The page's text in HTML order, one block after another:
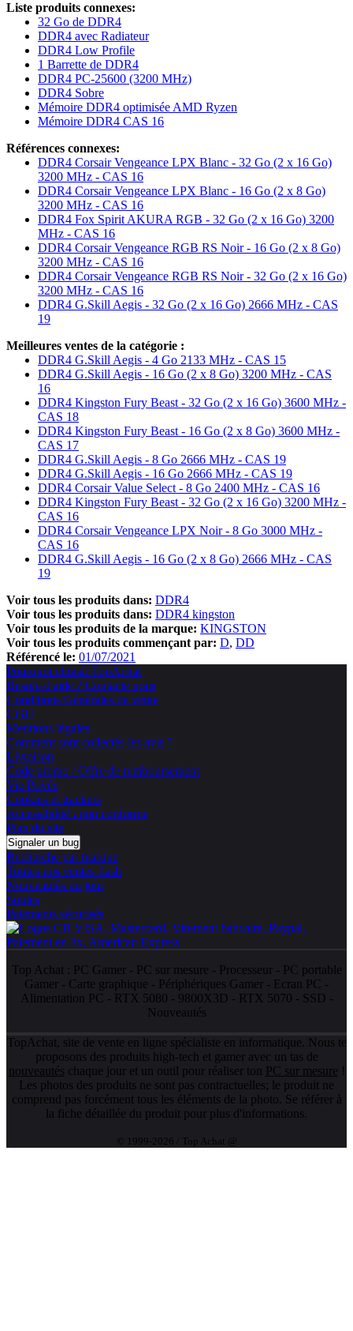
Liste produits connexes:
32 Go de DDR4
DDR4 avec Radiateur
DDR4 Low Profile
1 Barrette de DDR4
DDR4 PC-25600 (3200 MHz)
DDR4 Sobre
Mémoire DDR4 optimisée AMD Ryzen
Mémoire DDR4 CAS 16
Références connexes:
DDR4 Corsair Vengeance LPX Blanc - 32 Go (2 x 16 Go)
3200 MHz - CAS 16
DDR4 Corsair Vengeance LPX Blanc - 16 Go (2 x 8 Go)
3200 MHz - CAS 16
DDR4 Fox Spirit AKURA RGB - 32 Go (2 x 16 Go) 3200
MHz - CAS 16
DDR4 Corsair Vengeance RGB RS Noir - 16 Go (2 x 8 Go)
3200 MHz - CAS 16
DDR4 Corsair Vengeance RGB RS Noir - 32 Go (2 x 16 Go)
3200 MHz - CAS 16
DDR4 G.Skill Aegis - 32 Go (2 x 16 Go) 2666 MHz - CAS
19
Meilleures ventes de la catégorie :
DDR4 G.Skill Aegis - 4 Go 2133 MHz - CAS 15
DDR4 G.Skill Aegis - 16 Go (2 x 8 Go) 3200 MHz - CAS
16
DDR4 Kingston Fury Beast - 32 Go (2 x 16 Go) 3600 MHz -
CAS 18
DDR4 Kingston Fury Beast - 16 Go (2 x 8 Go) 3600 MHz -
CAS 17
DDR4 G.Skill Aegis - 8 Go 2666 MHz - CAS 19
DDR4 G.Skill Aegis - 16 Go 2666 MHz - CAS 19
DDR4 Corsair Value Select - 8 Go 2400 MHz - CAS 16
DDR4 Kingston Fury Beast - 32 Go (2 x 16 Go) 3200 MHz -
CAS 16
DDR4 Corsair Vengeance LPX Noir - 8 Go 3000 MHz -
CAS 16
DDR4 G.Skill Aegis - 16 Go (2 x 8 Go) 2666 MHz - CAS
19
Voir tous les produits dans: DDR4
Voir tous les produits dans: DDR4 kingston
Voir tous les produits de la marque: KINGSTON
Voir tous les produits commençant par: D DD
Référencé le: 01/07/2021
Pourquoi choisir TopAchat
Besoin d'aide ? Contacte nous
Conditions Générales de vente
CGU
Mentions légales
Comment sont collectés les avis ?
Livraison
Code promo / Offre de remboursement
Vie Privée
Cookies et trackers
Accessibilité : non conforme
Plan du site
Signaler un bug
Recherche par marque
Toutes nos ventes flash
Nouveautés du jour
Soldes
Paiements sécurisés
Top Achat : PC Gamer- PC sur mesure - Processeur- PC portable
Gamer - Carte graphique - Périphériques Gamer - Ecran PC -
Alimentation PC - RTX 5080 - 9800X3D - RTX 5070 - SSD -
Nouveautés
TopAchat, site de vente en ligne spécialiste en informatique. Nous te
proposons des produits high-tech et gamer avec un tas de
nouveautés chaque jour et un outil pour réaliser ton PC sur mesure !
Les photos des produits ne sont pas contractuelles; le produit ne
comprend pas forcément tous les éléments de la photo. Se référer à
la fiche détaillée du produit pour plus d'informations.
© 1999-2026 / Top Achat @